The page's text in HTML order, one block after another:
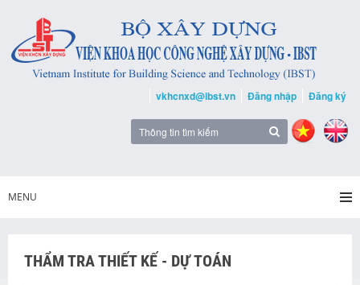
vkhcnxd@ibst.vn Đăng nhập Đăng ký
MENU
THẨM TRA THIẾT KẾ - DỰ TOÁN